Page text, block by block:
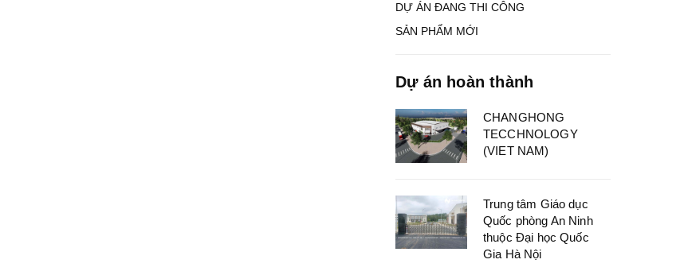
DỰ ÁN ĐANG THI CÔNG
SẢN PHẨM MỚI
Dự án hoàn thành
CHANGHONG
TECCHNOLOGY
(VIET NAM)
Trung tâm Giáo dục
Quốc phòng An Ninh
thuộc Đại học Quốc
Gia Hà Nội